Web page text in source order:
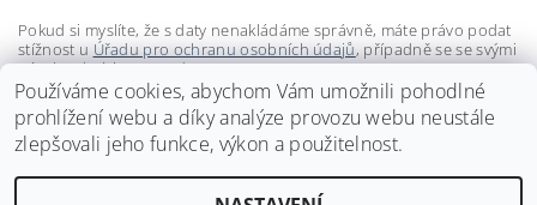
Pokud si myslíte, že s daty nenakládáme správně, máte právo podat
stížnost u Úřadu pro ochranu osobních údajů, případně se se svými
nároky obrátit na soud.
Tyto podmínky jsou účinné od 1.1.2020.
Používáme cookies, abychom Vám umožnili pohodlné
prohlížení webu a díky analýze provozu webu neustále
zlepšovali jeho funkce, výkon a použitelnost.